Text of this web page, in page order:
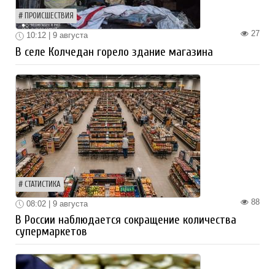
ПРОИСШЕСТВИЯ
27
10:12 | 9 августа
В селе Колчедан горело здание магазина
СТАТИСТИКА
88
08:02 | 9 августа
В России наблюдается сокращение количества
супермаркетов